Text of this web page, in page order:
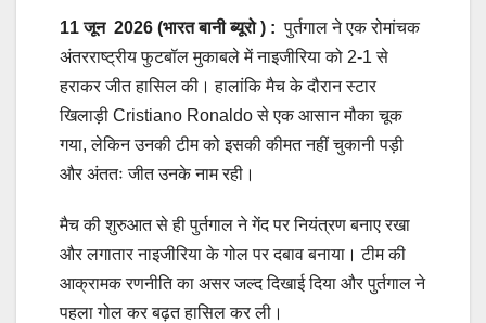
11 जून 2026 (भारत बानी ब्यूरो ) : पुर्तगाल ने एक रोमांचक
अंतरराष्ट्रीय फुटबॉल मुकाबले में नाइजीरिया को 2-1 से
हराकर जीत हासिल की। हालांकि मैच के दौरान स्टार
खिलाड़ी Cristiano Ronaldo से एक आसान मौका चूक
गया, लेकिन उनकी टीम को इसकी कीमत नहीं चुकानी पड़ी
और अंततः जीत उनके नाम रही।
मैच की शुरुआत से ही पुर्तगाल ने गेंद पर नियंत्रण बनाए रखा
और लगातार नाइजीरिया के गोल पर दबाव बनाया। टीम की
आक्रामक रणनीति का असर जल्द दिखाई दिया और पुर्तगाल ने
पहला गोल कर बढ़त हासिल कर ली।